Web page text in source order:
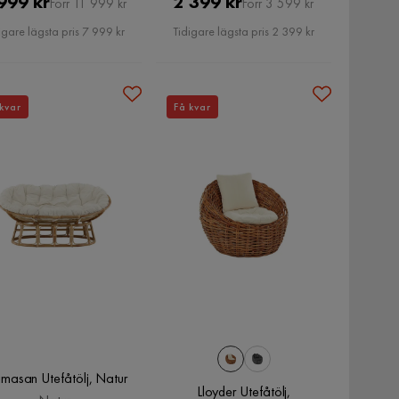
Pris
Förr 11 999 kr
lägsta pris 7 999 kr
Pris
Förr 3 599 kr
Tidigare lägsta pris 2 399 kr
Utefåtölj, Natur
Lloyder Utefåtölj,
Få kvar